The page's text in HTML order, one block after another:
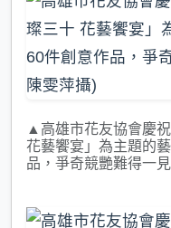
▲高雄市花友協會慶
花藝饗宴」為主題的
品，爭奇競艷難得一